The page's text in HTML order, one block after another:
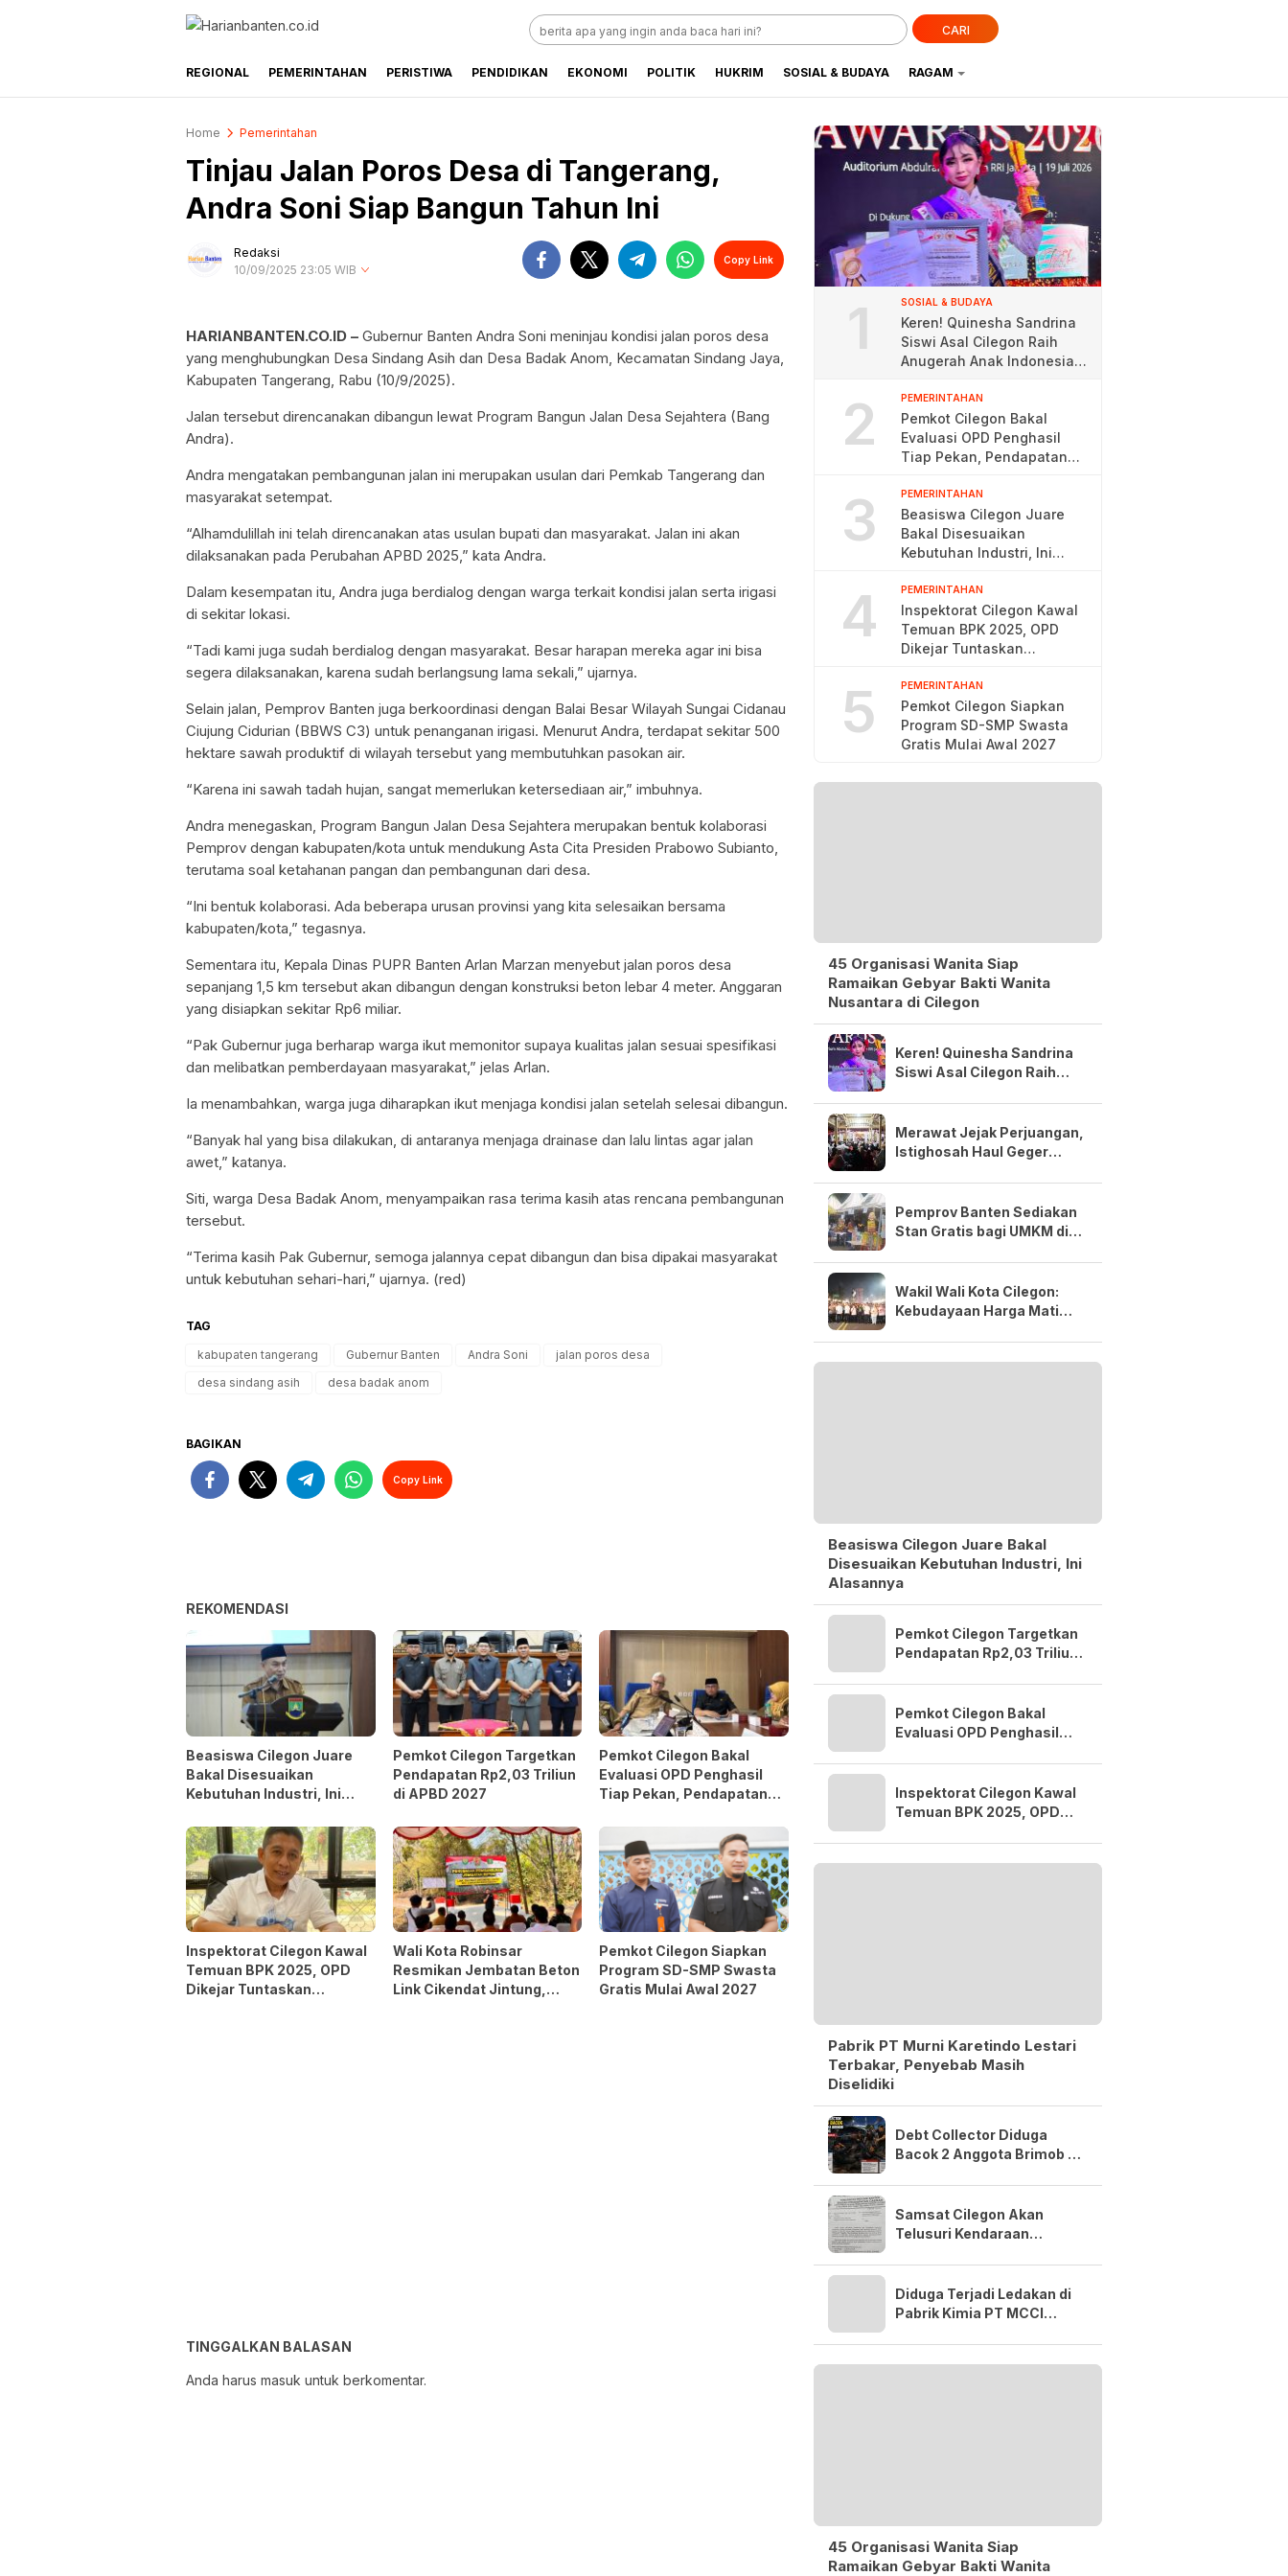
CARI
REGIONAL PEMERINTAHAN PERISTIWA PENDIDIKAN EKONOMI POLITIK HUKRIM SOSIAL & BUDAYA RAGAM
Home Pemerintahan
Tinjau Jalan Poros Desa di Tangerang,
Andra Soni Siap Bangun Tahun Ini
Redaksi
10/09/2025 23:05 WIB
Copy Link
Perbesar
HARIANBANTEN.CO.ID – Gubernur Banten Andra Soni meninjau kondisi jalan poros desa
yang menghubungkan Desa Sindang Asih dan Desa Badak Anom, Kecamatan Sindang Jaya,
Kabupaten Tangerang, Rabu (10/9/2025).
Jalan tersebut direncanakan dibangun lewat Program Bangun Jalan Desa Sejahtera (Bang
Andra).
Andra mengatakan pembangunan jalan ini merupakan usulan dari Pemkab Tangerang dan
masyarakat setempat.
“Alhamdulillah ini telah direncanakan atas usulan bupati dan masyarakat. Jalan ini akan
dilaksanakan pada Perubahan APBD 2025,” kata Andra.
Dalam kesempatan itu, Andra juga berdialog dengan warga terkait kondisi jalan serta irigasi
di sekitar lokasi.
“Tadi kami juga sudah berdialog dengan masyarakat. Besar harapan mereka agar ini bisa
segera dilaksanakan, karena sudah berlangsung lama sekali,” ujarnya.
Selain jalan, Pemprov Banten juga berkoordinasi dengan Balai Besar Wilayah Sungai Cidanau
Ciujung Cidurian (BBWS C3) untuk penanganan irigasi. Menurut Andra, terdapat sekitar 500
hektare sawah produktif di wilayah tersebut yang membutuhkan pasokan air.
“Karena ini sawah tadah hujan, sangat memerlukan ketersediaan air,” imbuhnya.
Andra menegaskan, Program Bangun Jalan Desa Sejahtera merupakan bentuk kolaborasi
Pemprov dengan kabupaten/kota untuk mendukung Asta Cita Presiden Prabowo Subianto,
terutama soal ketahanan pangan dan pembangunan dari desa.
“Ini bentuk kolaborasi. Ada beberapa urusan provinsi yang kita selesaikan bersama
kabupaten/kota,” tegasnya.
Sementara itu, Kepala Dinas PUPR Banten Arlan Marzan menyebut jalan poros desa
sepanjang 1,5 km tersebut akan dibangun dengan konstruksi beton lebar 4 meter. Anggaran
yang disiapkan sekitar Rp6 miliar.
“Pak Gubernur juga berharap warga ikut memonitor supaya kualitas jalan sesuai spesifikasi
dan melibatkan pemberdayaan masyarakat,” jelas Arlan.
Ia menambahkan, warga juga diharapkan ikut menjaga kondisi jalan setelah selesai dibangun.
“Banyak hal yang bisa dilakukan, di antaranya menjaga drainase dan lalu lintas agar jalan
awet,” katanya.
Siti, warga Desa Badak Anom, menyampaikan rasa terima kasih atas rencana pembangunan
tersebut.
“Terima kasih Pak Gubernur, semoga jalannya cepat dibangun dan bisa dipakai masyarakat
untuk kebutuhan sehari-hari,” ujarnya. (red)
TAG
kabupaten tangerang
Gubernur Banten Andra Soni
jalan poros desa
desa sindang asih
desa badak anom
BAGIKAN
Copy Link
REKOMENDASI
Beasiswa Cilegon Juare
Bakal Disesuaikan
Kebutuhan Industri, Ini
Pemkot Cilegon Targetkan
Pendapatan Rp2,03 Triliun
di APBD 2027
Pemkot Cilegon Bakal
Evaluasi OPD Penghasil
Tiap Pekan, Pendapatan
Inspektorat Cilegon Kawal
Temuan BPK 2025, OPD
Dikejar Tuntaskan
Wali Kota Robinsar
Resmikan Jembatan Beton
Link Cikendat Jintung,
Pemkot Cilegon Siapkan
Program SD-SMP Swasta
Gratis Mulai Awal 2027
TINGGALKAN BALASAN
Anda harus masuk untuk berkomentar.
1 SOSIAL & BUDAYA
Keren! Quinesha Sandrina
Siswi Asal Cilegon Raih
Anugerah Anak Indonesia
2 PEMERINTAHAN
Pemkot Cilegon Bakal
Evaluasi OPD Penghasil
Tiap Pekan, Pendapatan
3 PEMERINTAHAN
Beasiswa Cilegon Juare
Bakal Disesuaikan
Kebutuhan Industri, Ini
4 PEMERINTAHAN
Inspektorat Cilegon Kawal
Temuan BPK 2025, OPD
Dikejar Tuntaskan
5 PEMERINTAHAN
Pemkot Cilegon Siapkan
Program SD-SMP Swasta
Gratis Mulai Awal 2027
45 Organisasi Wanita Siap
Ramaikan Gebyar Bakti Wanita
Nusantara di Cilegon
Keren! Quinesha Sandrina
Siswi Asal Cilegon Raih
Merawat Jejak Perjuangan,
Istighosah Haul Geger
Pemprov Banten Sediakan
Stan Gratis bagi UMKM di
Wakil Wali Kota Cilegon:
Kebudayaan Harga Mati
Beasiswa Cilegon Juare Bakal
Disesuaikan Kebutuhan Industri, Ini
Alasannya
Pemkot Cilegon Targetkan
Pendapatan Rp2,03 Triliun
Pemkot Cilegon Bakal
Evaluasi OPD Penghasil
Inspektorat Cilegon Kawal
Temuan BPK 2025, OPD
Pabrik PT Murni Karetindo Lestari
Terbakar, Penyebab Masih
Diselidiki
Debt Collector Diduga
Bacok 2 Anggota Brimob di
Samsat Cilegon Akan
Telusuri Kendaraan
hingga Kawasan Industri
Diduga Terjadi Ledakan di
Pabrik Kimia PT MCCI
45 Organisasi Wanita Siap
Ramaikan Gebyar Bakti Wanita